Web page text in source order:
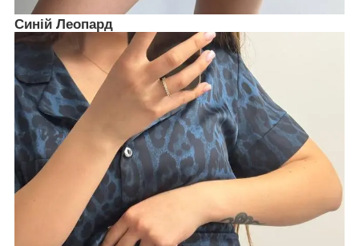
Синій Леопард